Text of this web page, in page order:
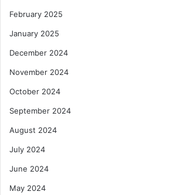
February 2025
January 2025
December 2024
November 2024
October 2024
September 2024
August 2024
July 2024
June 2024
May 2024